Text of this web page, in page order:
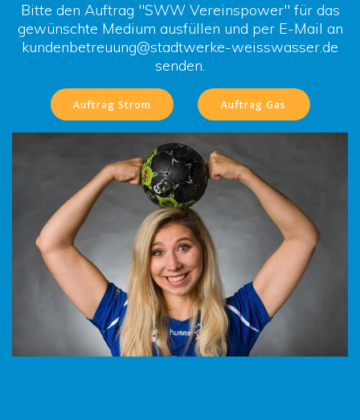
Bitte den Auftrag "SWW Vereinspower" für das
gewünschte Medium ausfüllen und per E-Mail an
kundenbetreuung@stadtwerke-weisswasser.de
senden.
Auftrag Strom Auftrag Gas